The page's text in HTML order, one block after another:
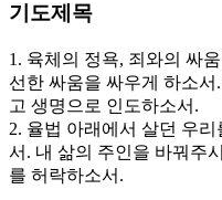
기도제목
1. 육체의 정욕, 죄와의 싸
선한 싸움을 싸우게 하소서
고 생명으로 인도하소서.
2. 율법 아래에서 살던 우
서. 내 삶의 주인을 바꿔주
를 허락하소서.